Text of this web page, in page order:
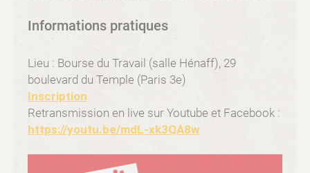
Informations pratiques
Lieu : Bourse du Travail (salle Hénaff), 29
boulevard du Temple (Paris 3e)
Inscription
Retransmission en live sur Youtube et Facebook :
https://youtu.be/mdL-xk3QA8w